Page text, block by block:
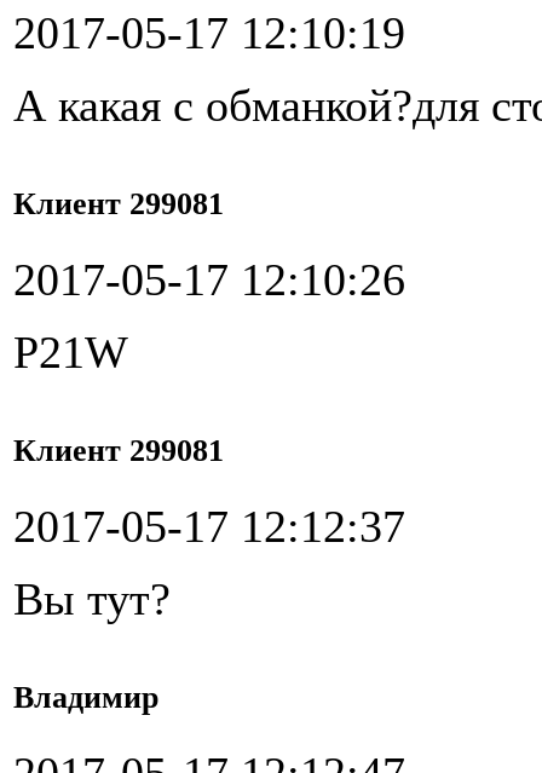
2017-05-17 12:10:19
А какая с обманкой?для
Клиент 299081
2017-05-17 12:10:26
P21W
Клиент 299081
2017-05-17 12:12:37
Вы тут?
Владимир